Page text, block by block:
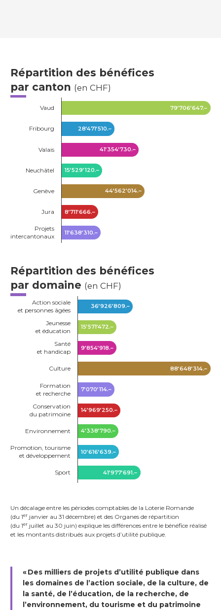
Répartition des bénéfices
par canton (en CHF)
Vaud 79’706’647.–
Fribourg 28’471’510.–
Valais 41’354’730.–
Neuchâtel 15’529’120.–
Genève 44’562’014.–
Jura 8’711’666.–
Projets
intercantonaux
11’638’310.–
Répartition des bénéfices
par domaine (en CHF)
Action sociale
et personnes âgées
36’926’809.–
Jeunesse
et éducation
15’571’472.–
Santé
et handicap
9’854’918.–
Culture 88’648’314.–
Formation
et recherche
7’070’114.–
Conservation
du patrimoine
14’969’250.–
Environnement 4’338’790.–
Promotion, tourisme
et développement
10’616’639.–
Sport 41’977’691.–
Un décalage entre les périodes comptables de la Loterie Romande
(du 1er janvier au 31 décembre) et des Organes de répartition
(du 1er juillet au 30 juin) explique les différences entre le bénéfice réalisé
et les montants distribués aux projets d’utilité publique.
« Des milliers de projets d’utilité publique dans
les domaines de l’action sociale, de la culture, de
la santé, de l’éducation, de la recherche, de
l’environnement, du tourisme et du patrimoine